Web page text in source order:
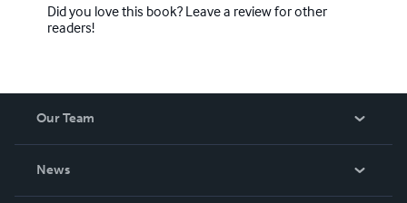
Did you love this book? Leave a review for other
readers!
Our Team
News